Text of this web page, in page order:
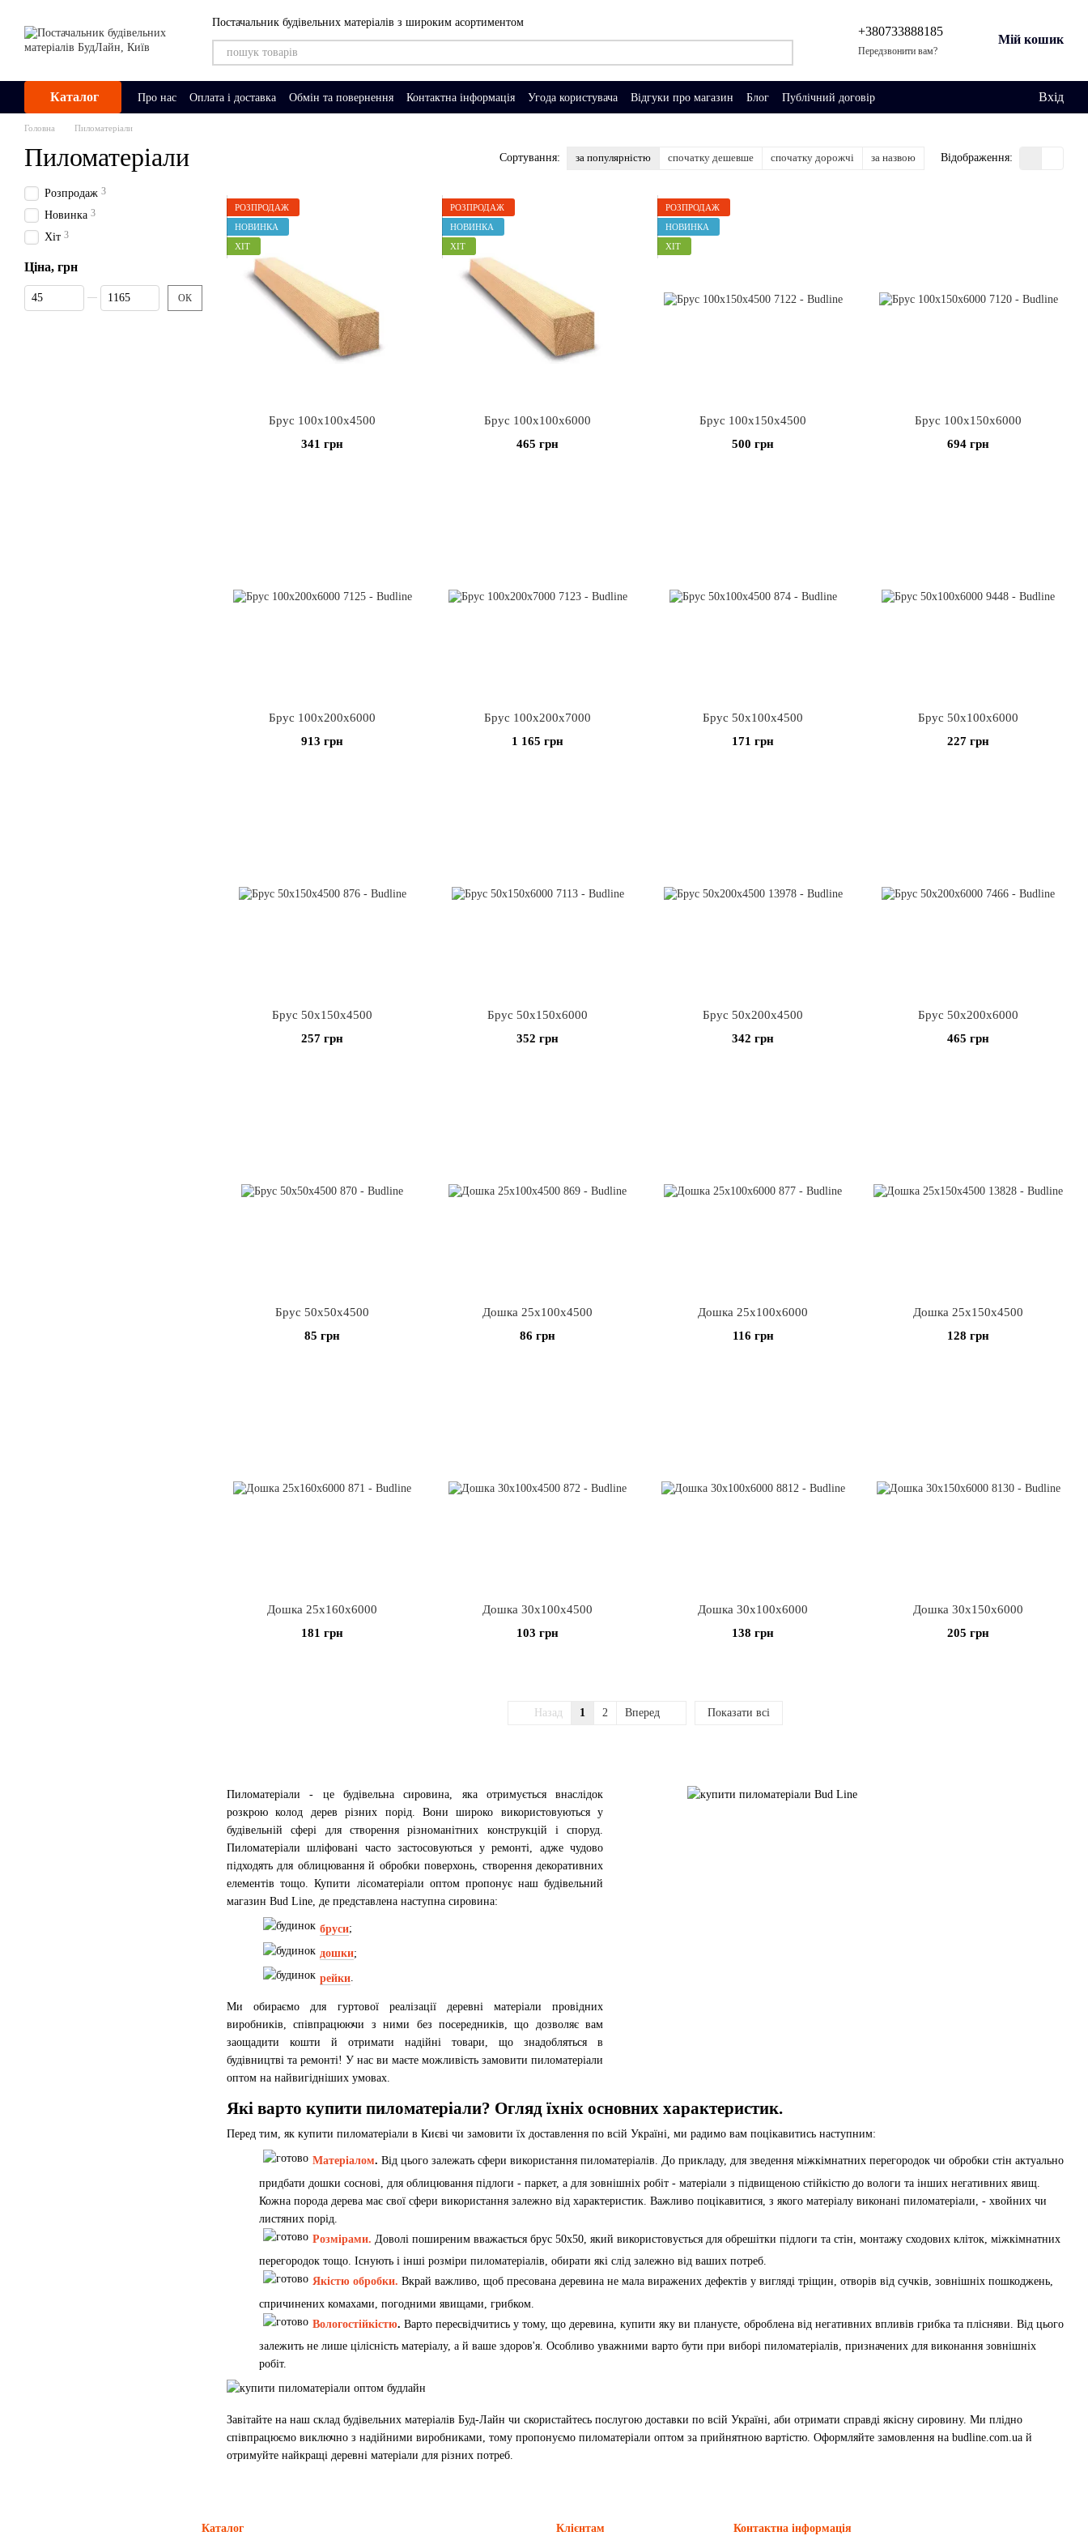
Постачальник будівельних матеріалів з широким асортиментом
+380733888185
Передзвонити вам?
Мій кошик
Каталог Про нас Оплата і доставка Обмін та повернення Контактна інформація Угода користувача Відгуки про магазин Блог Публічний договір Вхід
Головна Пиломатеріали
Пиломатеріали Сортування: за популярністю спочатку дешевше спочатку дорожчі за назвою Відображення:
Пиломатеріали - це будівельна сировина, яка отримується внаслідок
розкрою колод дерев різних порід. Вони широко використовуються у
будівельній сфері для створення різноманітних конструкцій і споруд.
Пиломатеріали шліфовані часто застосовуються у ремонті, адже чудово
підходять для облицювання й обробки поверхонь, створення декоративних
елементів тощо. Купити лісоматеріали оптом пропонує наш будівельний
магазин Bud Line, де представлена наступна сировина:
бруси;
дошки;
рейки.
Ми обираємо для гуртової реалізації деревні матеріали провідних
виробників, співпрацюючи з ними без посередників, що дозволяє вам
заощадити кошти й отримати надійні товари, що знадобляться в
будівництві та ремонті! У нас ви маєте можливість замовити пиломатеріали
оптом на найвигідніших умовах.
Які варто купити пиломатеріали? Огляд їхніх основних характеристик.
Перед тим, як купити пиломатеріали в Києві чи замовити їх доставлення по всій Україні, ми радимо вам поцікавитись наступним:
Матеріалом. Від цього залежать сфери використання пиломатеріалів. До прикладу, для зведення міжкімнатних перегородок чи обробки стін актуально
придбати дошки соснові, для облицювання підлоги - паркет, а для зовнішніх робіт - матеріали з підвищеною стійкістю до вологи та інших негативних явищ.
Кожна порода дерева має свої сфери використання залежно від характеристик. Важливо поцікавитися, з якого матеріалу виконані пиломатеріали, - хвойних чи
листяних порід.
Розмірами. Доволі поширеним вважається брус 50х50, який використовується для обрешітки підлоги та стін, монтажу сходових кліток, міжкімнатних
перегородок тощо. Існують і інші розміри пиломатеріалів, обирати які слід залежно від ваших потреб.
Якістю обробки. Вкрай важливо, щоб пресована деревина не мала виражених дефектів у вигляді тріщин, отворів від сучків, зовнішніх пошкоджень,
спричинених комахами, погодними явищами, грибком.
Вологостійкістю. Варто пересвідчитись у тому, що деревина, купити яку ви плануєте, оброблена від негативних впливів грибка та плісняви. Від цього
залежить не лише цілісність матеріалу, а й ваше здоров'я. Особливо уважними варто бути при виборі пиломатеріалів, призначених для виконання зовнішніх
робіт.
Завітайте на наш склад будівельних матеріалів Буд-Лайн чи скористайтесь послугою доставки по всій Україні, аби отримати справді якісну сировину. Ми плідно
співпрацюємо виключно з надійними виробниками, тому пропонуємо пиломатеріали оптом за прийнятною вартістю. Оформляйте замовлення на budline.com.ua й
отримуйте найкращі деревні матеріали для різних потреб.
РОЗПРОДАЖ
НОВИНКА
ХІТ
Брус 100х100х4500
341 грн
РОЗПРОДАЖ
НОВИНКА
ХІТ
Брус 100х100х6000
465 грн
РОЗПРОДАЖ
НОВИНКА
ХІТ
Брус 100х150х4500
500 грн
Брус 100х150х6000
694 грн
Брус 100х200х6000
913 грн
Брус 100х200х7000
1 165 грн
Брус 50х100х4500
171 грн
Брус 50х100х6000
227 грн
Брус 50х150х4500
257 грн
Брус 50х150х6000
352 грн
Брус 50х200х4500
342 грн
Брус 50х200х6000
465 грн
Брус 50х50х4500
85 грн
Дошка 25х100х4500
86 грн
Дошка 25х100х6000
116 грн
Дошка 25х150х4500
128 грн
Дошка 25х160х6000
181 грн
Дошка 30х100х4500
103 грн
Дошка 30х100х6000
138 грн
Дошка 30х150х6000
205 грн
Назад 1 2 Вперед Показати всі
Розпродаж 3
Новинка 3
Хіт 3
Ціна, грн
Від Ціна, грн
До Ціна, грн
ОК
Каталог Клієнтам Контактна інформація